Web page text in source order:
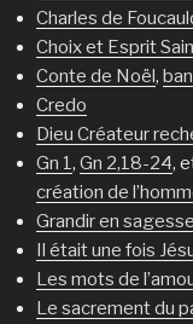
Charles de
Choix et Esprit
Conte de Noël,
Credo
Dieu Créateur
Gn 1, Gn 2,18-24,
création de
Grandir en sagesse
Il était une fois
Les mots de
Le sacrement du